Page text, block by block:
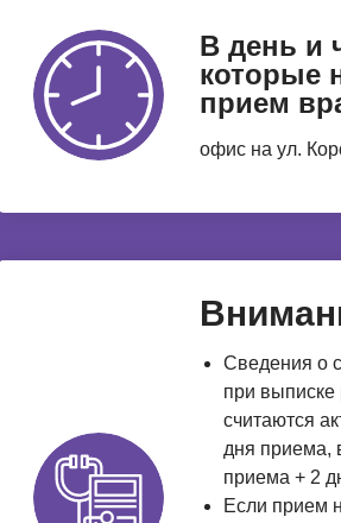
В день и
которые
прием
офис на ул.
Сведения о
при
считаются
дня приема,
приема + 2
Если прием